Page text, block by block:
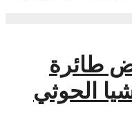
طائرة
الحوثي